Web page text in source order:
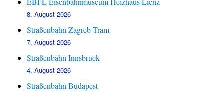
8. August 2026
Straßenbahn Zagreb Tram
7. August 2026
Straßenbahn Innsbruck
4. August 2026
Straßenbahn Budapest